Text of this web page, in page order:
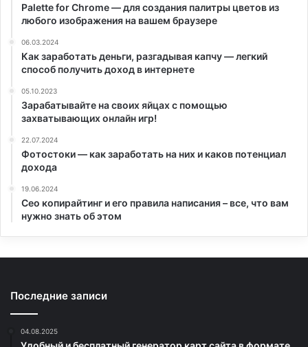
Palette for Chrome — для создания палитры цветов из
любого изображения на вашем браузере
06.03.2024
Как заработать деньги, разгадывая капчу — легкий
способ получить доход в интернете
05.10.2023
Зарабатывайте на своих яйцах с помощью
захватывающих онлайн игр!
22.07.2024
Фотостоки — как заработать на них и каков потенциал
дохода
19.06.2024
Сео копирайтинг и его правила написания – все, что вам
нужно знать об этом
Последние записи
04.08.2025